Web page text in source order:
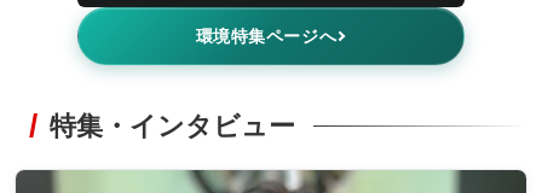
環境特集ページへ
特集・インタビュー